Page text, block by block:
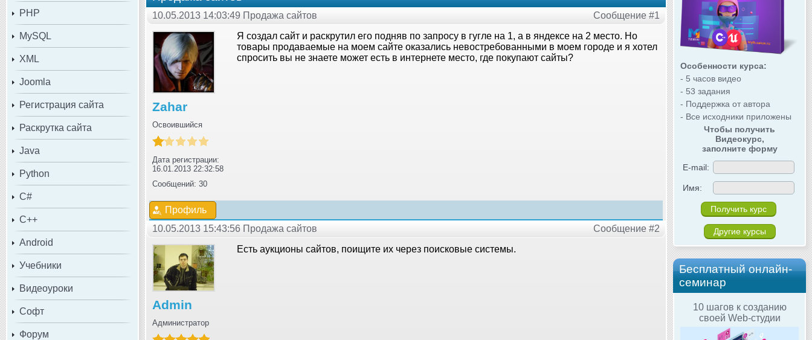
PHP
MySQL
XML
Joomla
Регистрация сайта
Раскрутка сайта
Java
Python
C#
C++
Android
Учебники
Видеоуроки
Софт
Форум
Особенности курса:
- 5 часов видео
- 53 задания
- Поддержка от автора
- Все исходники приложены
Чтобы получить
Видеокурс,
заполните форму
E-mail:
Имя:
Другие курсы
Бесплатный онлайн-
семинар
10 шагов к созданию
своей Web-студии
10.05.2013 14:03:49 Продажа сайтов Сообщение #1
Zahar
Освоившийся
Дата регистрации:
16.01.2013 22:32:58
Сообщений: 30
Я создал сайт и раскрутил его подняв по запросу в гугле на 1, а в яндексе на 2 место. Но
товары продаваемые на моем сайте оказались невостребованными в моем городе и я хотел
спросить вы не знаете может есть в интернете место, где покупают сайты?
Профиль
10.05.2013 15:43:56 Продажа сайтов
Сообщение #2
Admin
Администратор
Есть аукционы сайтов, поищите их через поисковые системы.